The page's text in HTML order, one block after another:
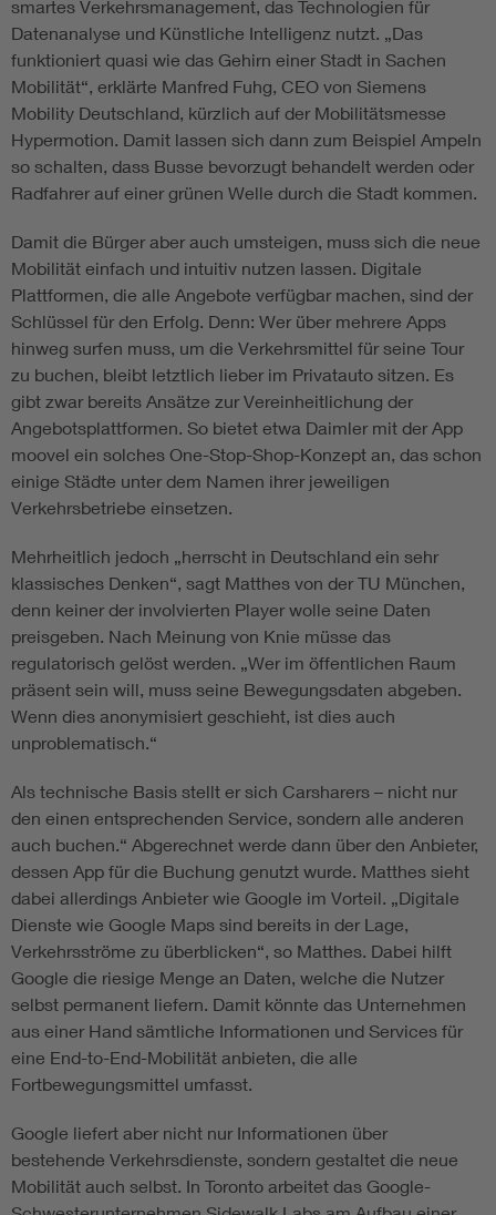
smartes Verkehrsmanagement, das Technologien für
Datenanalyse und Künstliche Intelligenz nutzt. „Das
funktioniert quasi wie das Gehirn einer Stadt in Sachen
Mobilität“, erklärte Manfred Fuhg, CEO von Siemens
Mobility Deutschland, kürzlich auf der Mobilitätsmesse
Hypermotion. Damit lassen sich dann zum Beispiel Ampeln
so schalten, dass Busse bevorzugt behandelt werden oder
Radfahrer auf einer grünen Welle durch die Stadt kommen.
Damit die Bürger aber auch umsteigen, muss sich die neue
Mobilität einfach und intuitiv nutzen lassen. Digitale
Plattformen, die alle Angebote verfügbar machen, sind der
Schlüssel für den Erfolg. Denn: Wer über mehrere Apps
hinweg surfen muss, um die Verkehrsmittel für seine Tour
zu buchen, bleibt letztlich lieber im Privatauto sitzen. Es
gibt zwar bereits Ansätze zur Vereinheitlichung der
Angebotsplattformen. So bietet etwa Daimler mit der App
moovel ein solches One-Stop-Shop-Konzept an, das schon
einige Städte unter dem Namen ihrer jeweiligen
Verkehrsbetriebe einsetzen.
Mehrheitlich jedoch „herrscht in Deutschland ein sehr
klassisches Denken“, sagt Matthes von der TU München,
denn keiner der involvierten Player wolle seine Daten
preisgeben. Nach Meinung von Knie müsse das
regulatorisch gelöst werden. „Wer im öffentlichen Raum
präsent sein will, muss seine Bewegungsdaten abgeben.
Wenn dies anonymisiert geschieht, ist dies auch
unproblematisch.“
Als technische Basis stellt er sich Carsharers – nicht nur
den einen entsprechenden Service, sondern alle anderen
auch buchen.“ Abgerechnet werde dann über den Anbieter,
dessen App für die Buchung genutzt wurde. Matthes sieht
dabei allerdings Anbieter wie Google im Vorteil. „Digitale
Dienste wie Google Maps sind bereits in der Lage,
Verkehrsströme zu überblicken“, so Matthes. Dabei hilft
Google die riesige Menge an Daten, welche die Nutzer
selbst permanent liefern. Damit könnte das Unternehmen
aus einer Hand sämtliche Informationen und Services für
eine End-to-End-Mobilität anbieten, die alle
Fortbewegungsmittel umfasst.
Google liefert aber nicht nur Informationen über
bestehende Verkehrsdienste, sondern gestaltet die neue
Mobilität auch selbst. In Toronto arbeitet das Google-